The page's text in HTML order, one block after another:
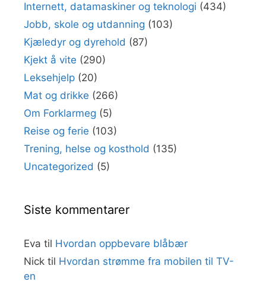
Internett, datamaskiner og teknologi (434)
Jobb, skole og utdanning (103)
Kjæledyr og dyrehold (87)
Kjekt å vite (290)
Leksehjelp (20)
Mat og drikke (266)
Om Forklarmeg (5)
Reise og ferie (103)
Trening, helse og kosthold (135)
Uncategorized (5)
Siste kommentarer
Eva til Hvordan oppbevare blåbær
Nick til Hvordan strømme fra mobilen til TV-
en